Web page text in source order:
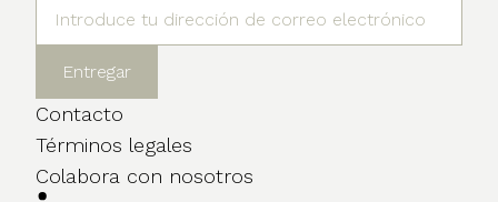
Contacto
Términos legales
Colabora con nosotros